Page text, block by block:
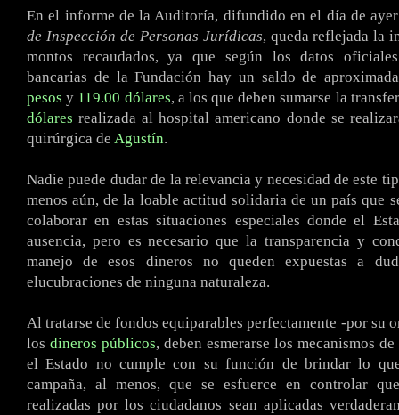
En el informe de la Auditoría, difundido en el día de
de Inspección de Personas Jurídicas, queda reflejada la
montos recaudados, ya que según los datos
bancarias de la Fundación hay un saldo de
pesos y 119.00 dólares, a los que deben sumarse la
dólares realizada al hospital americano donde se
quirúrgica de Agustín.
Nadie puede dudar de la relevancia y necesidad de este
menos aún, de la loable actitud solidaria de un país que
colaborar en estas situaciones especiales donde el
ausencia, pero es necesario que la transparencia y
manejo de esos dineros no queden expuestas a
elucubraciones de ninguna naturaleza.
Al tratarse de fondos equiparables perfectamente -por su
los dineros públicos, deben esmerarse los mecanismos
el Estado no cumple con su función de brindar lo
campaña, al menos, que se esfuerce en controlar
realizadas por los ciudadanos sean aplicadas